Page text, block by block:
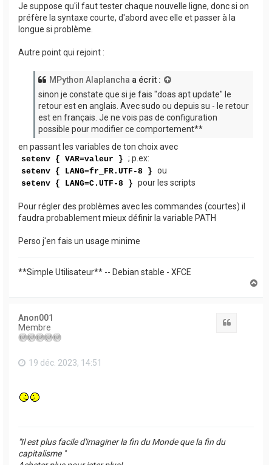
Je suppose qu'il faut tester chaque nouvelle ligne, donc si on
préfère la syntaxe courte, d'abord avec elle et passer à la
longue si problème.
Autre point qui rejoint :
MPython Alaplancha a écrit :
sinon je constate que si je fais "doas apt update" le
retour est en anglais. Avec sudo ou depuis su - le retour
est en français. Je ne vois pas de configuration
possible pour modifier ce comportement**
en passant les variables de ton choix avec
setenv { VAR=valeur } ; p.ex:
setenv { LANG=fr_FR.UTF-8 } ou
setenv { LANG=C.UTF-8 } pour les scripts
Pour régler des problèmes avec les commandes (courtes) il
faudra probablement mieux définir la variable PATH
Perso j'en fais un usage minime
**Simple Utilisateur** -- Debian stable - XFCE
Anon001
Membre
19 déc. 2023, 14:51
"Il est plus facile d'imaginer la fin du Monde que la fin du
capitalisme "